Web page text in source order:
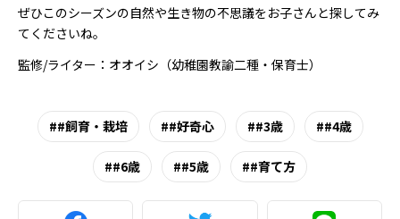
ぜひこのシーズンの自然や生き物の不思議をお子さんと探してみ
てくださいね。
監修/ライター：オオイシ（幼稚園教諭二種・保育士）
#飼育・栽培 #好奇心 #3歳 #4歳
#6歳 #5歳 #育て方